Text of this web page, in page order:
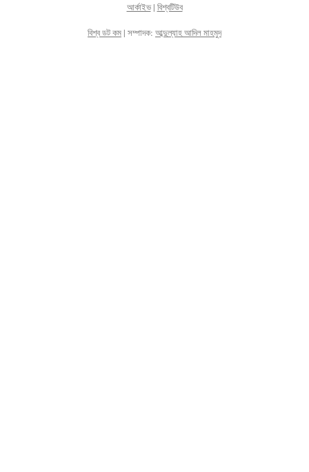
আর্কাইভ| বিশ্বটিউব
বিশ্ব ডট কম | সম্পাদক: আব্দুল্যাহ আদিল মাহমুদ